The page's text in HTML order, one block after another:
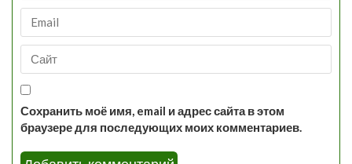
Сохранить моё имя, email и адрес сайта в этом
браузере для последующих моих комментариев.